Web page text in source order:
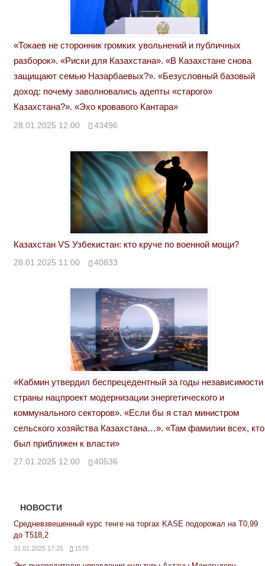
«Токаев не сторонник громких увольнений и публичных
разборок». «Риски для Казахстана». «В Казахстане снова
защищают семью Назарбаевых?». «Безусловный базовый
доход: почему заволновались адепты «старого»
Казахстана?». «Эхо кровавого Кантара»
28.01.2025 12:00 43496
Казахстан VS Узбекистан: кто круче по военной мощи?
28.01.2025 11:00 40833
«Кабмин утвердил беспрецедентный за годы независимости
страны нацпроект модернизации энергетического и
коммунального секторов». «Если бы я стал министром
сельского хозяйства Казахстана…». «Там фамилии всех, кто
был приближен к власти»
27.01.2025 12:00 40536
НОВОСТИ
Средневзвешенный курс тенге на торгах KASE подорожал на Т0,99
до Т518,2
31.01.2025 17:25 1575